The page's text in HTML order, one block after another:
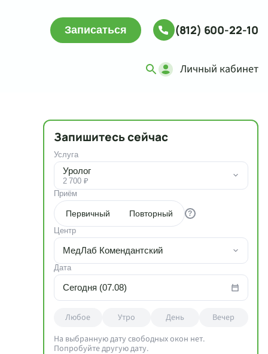
Записаться (812) 600-22-10
Личный кабинет
Запишитесь сейчас
Услуга
Уролог
2 700 ₽
Приём
Первичный Повторный ?
Центр
МедЛаб Комендантский
Дата
Сегодня (07.08)
Любое Утро День
Вечер
На выбранную дату свободных окон нет.
Попробуйте другую дату.